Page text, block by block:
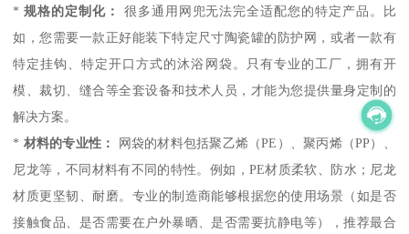
*规格的定制化：
很多通用网兜无法完全适配您的特定产品。比
如，您需要一款正好能装下特定尺寸陶瓷罐的防护网，或者一款有
特定挂钩、特定开口方式的沐浴网袋。只有专业的工厂，拥有开
模、裁切、缝合等全套设备和技术人员，才能为您提供量身定制的
解决方案。
* 材料的专业性：
网袋的材料包括聚乙烯（PE）、聚丙烯（PP）、
尼龙等，不同材料有不同的特性。例如，PE材质柔软、防水；尼龙
材质更坚韧、耐磨。专业的制造商能够根据您的使用场景（如是否
接触食品、是否需要在户外暴晒、是否需要抗静电等），推荐最合